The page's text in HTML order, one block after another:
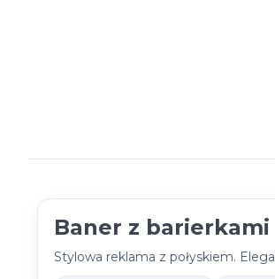
Baner z barierkami
Stylowa reklama z połyskiem.